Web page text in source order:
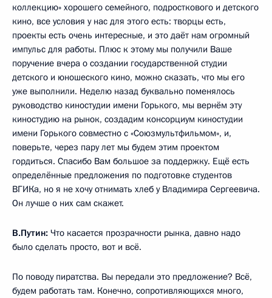
коллекцию» хорошего семейного, подросткового и детского
кино, все условия у нас для этого есть: творцы есть,
проекты есть очень интересные, и это даёт нам огромный
импульс для работы. Плюс к этому мы получили Ваше
поручение вчера о создании государственной студии
детского и юношеского кино, можно сказать, что мы его
уже выполнили. Неделю назад буквально поменялось
руководство киностудии имени Горького, мы вернём эту
киностудию на рынок, создадим консорциум киностудии
имени Горького совместно с «Союзмультфильмом», и,
поверьте, через пару лет мы будем этим проектом
гордиться. Спасибо Вам большое за поддержку. Ещё есть
определённые предложения по подготовке студентов
ВГИКа, но я не хочу отнимать хлеб у Владимира Сергеевича.
Он лучше о них сам скажет.
В.Путин: Что касается прозрачности рынка, давно надо
было сделать просто, вот и всё.
По поводу пиратства. Вы передали это предложение? Всё,
будем работать там. Конечно, сопротивляющихся много,